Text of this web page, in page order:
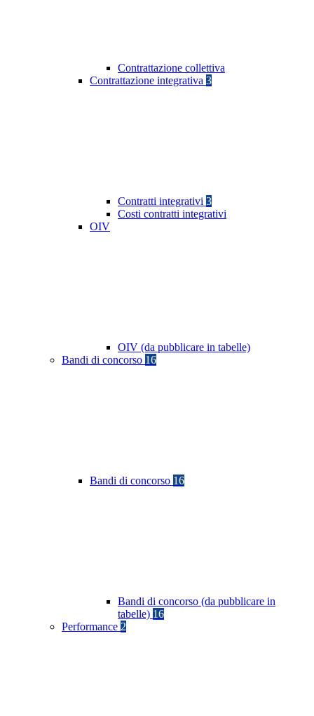
Contrattazione collettiva
Contrattazione integrativa 3
Contratti integrativi 3
Costi contratti integrativi
OIV
OIV (da pubblicare in tabelle)
Bandi di concorso 16
Bandi di concorso 16
Bandi di concorso (da pubblicare in
tabelle) 16
Performance 2